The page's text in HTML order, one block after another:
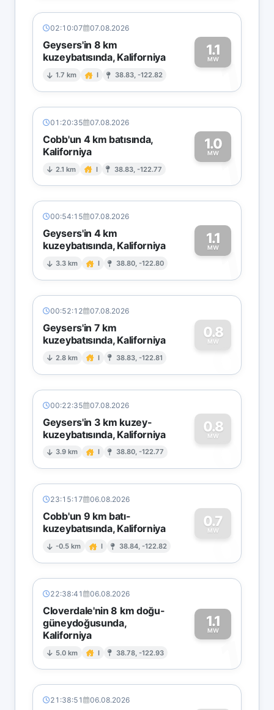
02:10:07 07.08.2026
Geysers'in 8 km
kuzeybatısında, Kaliforniya
1.7 km I 38.83, -122.82
1.1
MW1
01:20:35 07.08.2026
Cobb'un 4 km batısında,
Kaliforniya
2.1 km I 38.83, -122.77
1.0
MW1
00:54:15 07.08.2026
Geysers'in 4 km
kuzeybatısında, Kaliforniya
3.3 km I 38.80, -122.80
1.1
MW1
00:52:12 07.08.2026
Geysers'in 7 km
kuzeybatısında, Kaliforniya
2.8 km I 38.83, -122.81
0.8
MW
0
00:22:35 07.08.2026
Geysers'in 3 km kuzey-
kuzeybatısında, Kaliforniya
3.9 km I 38.80, -122.77
0.8
MW
0
23:15:17 06.08.2026
Cobb'un 9 km batı-
kuzeybatısında, Kaliforniya
-0.5 km I 38.84, -122.82
0.7
MW
0
22:38:41 06.08.2026
Cloverdale'nin 8 km doğu-
güneydoğusunda,
Kaliforniya
5.0 km I 38.78, -122.93
1.1
MW
1
21:38:51 06.08.2026